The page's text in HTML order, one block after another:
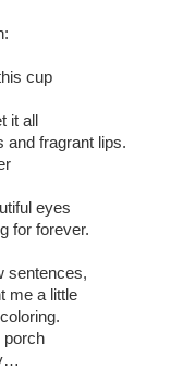
cup
it all
and fragrant lips.
eyes
for forever.
sentences,
me a little
porch